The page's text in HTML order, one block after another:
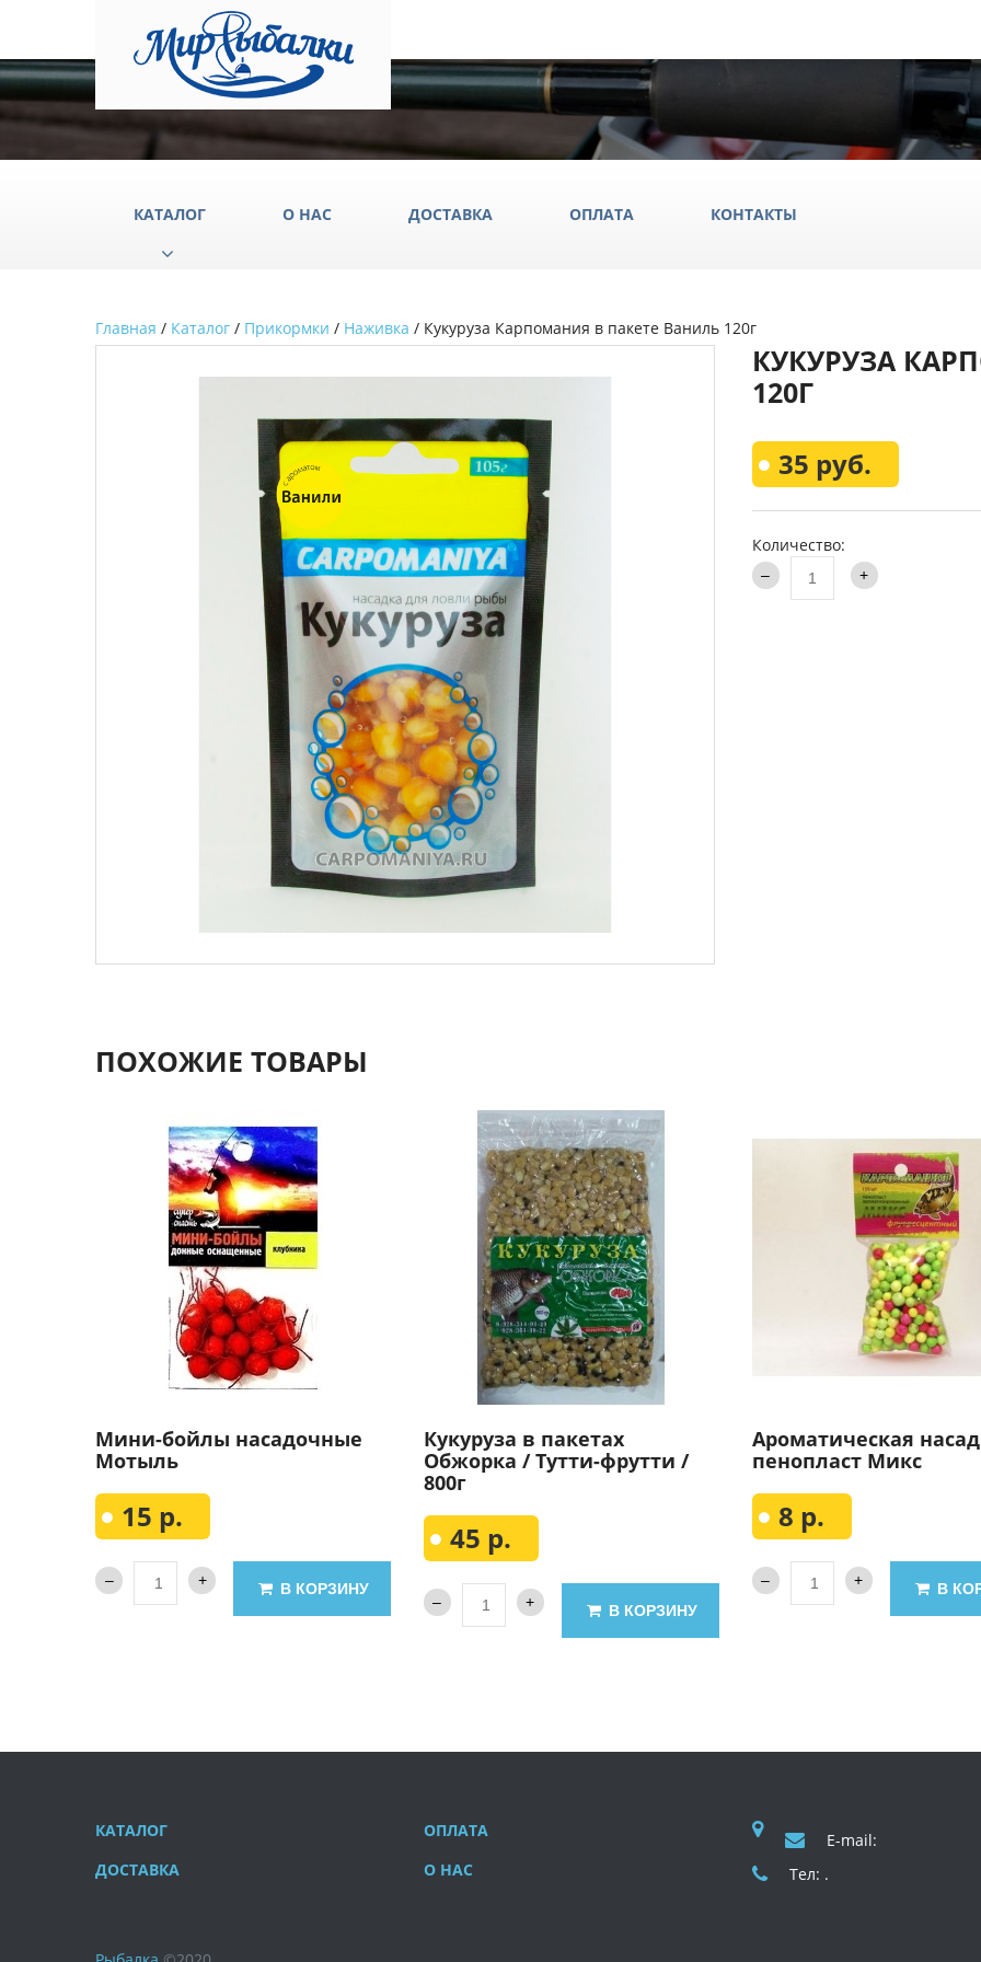
КАТАЛОГ
Аксессуары
Снасти на мирную рыбу
Туристическое снаряжение
Грузила
Крючки
Одежда и обувь
Подсаки
Рюкзаки туристические
Садки
Снасти на хищника
Стулья и столы
Удочки
Технопланктон
Всё
О НАС ДОСТАВКА ОПЛАТА КОНТАКТЫ
Главная / Каталог / Прикормки / Наживка / Кукуруза Карпомания в пакете Ваниль 120г
КУКУРУЗА
120Г
35 руб.
Количество:
ПОХОЖИЕ ТОВАРЫ
Мини-бойлы насадочные
Мотыль
15 р.
В КОРЗИНУ
Кукуруза в пакетах
Обжорка / Тутти-фрутти /
800г
45 р.
В КОРЗИНУ
Ароматическая
пенопласт Микс
8 р.
В
КАТАЛОГ
ДОСТАВКА
ОПЛАТА
О НАС
E-mail:
Тел: .